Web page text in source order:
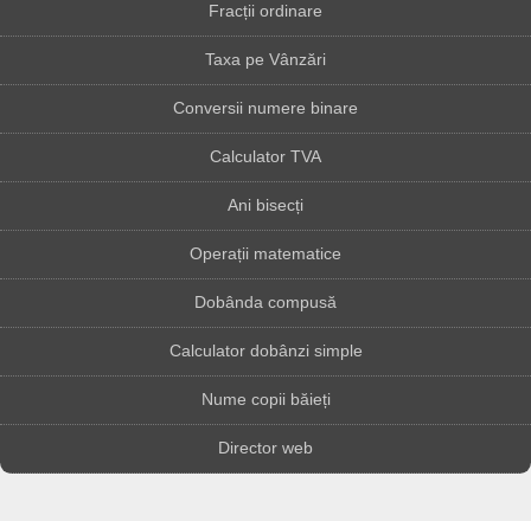
Fracții ordinare
Taxa pe Vânzări
Conversii numere binare
Calculator TVA
Ani bisecți
Operații matematice
Dobânda compusă
Calculator dobânzi simple
Nume copii băieți
Director web